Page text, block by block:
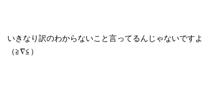
いきなり訳のわからないこと言ってるんじゃないですよ
（≧∇≦）